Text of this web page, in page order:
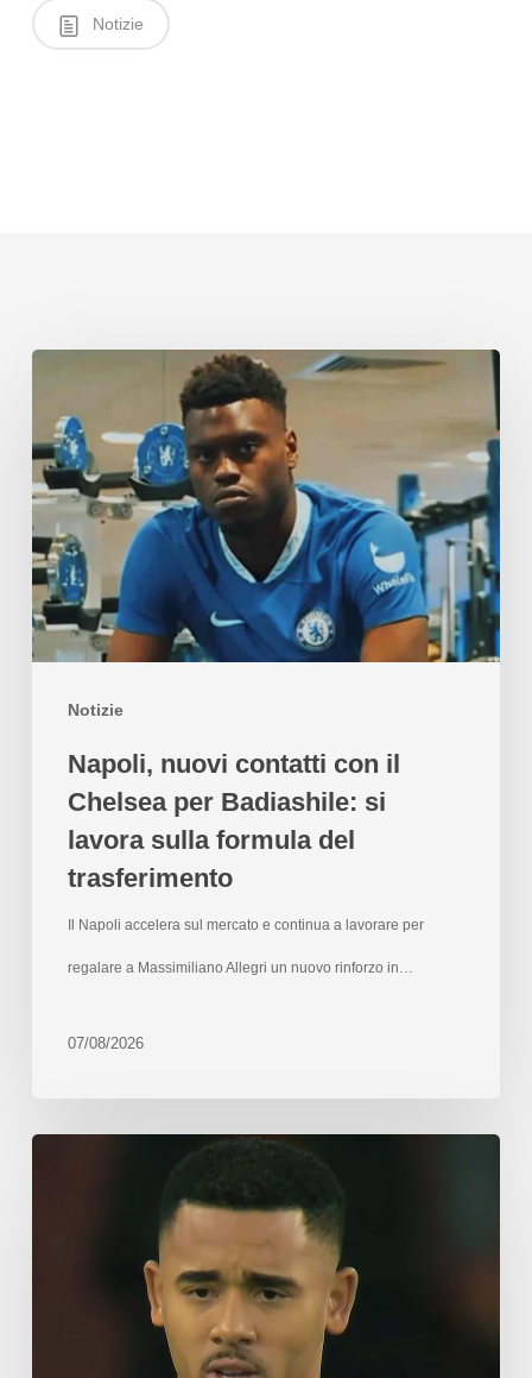
Notizie
Notizie
Napoli, nuovi contatti con il
Chelsea per Badiashile: si
lavora sulla formula del
trasferimento
Il Napoli accelera sul mercato e continua a lavorare per
regalare a Massimiliano Allegri un nuovo rinforzo in…
07/08/2026